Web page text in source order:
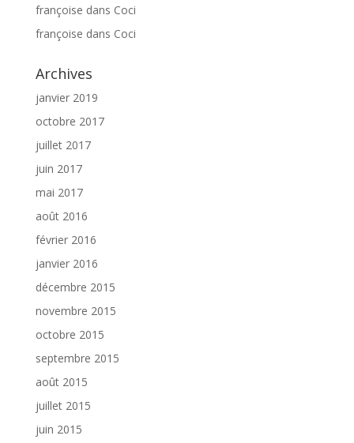
françoise dans Coci
françoise dans Coci
Archives
janvier 2019
octobre 2017
juillet 2017
juin 2017
mai 2017
août 2016
février 2016
janvier 2016
décembre 2015
novembre 2015
octobre 2015
septembre 2015
août 2015
juillet 2015
juin 2015